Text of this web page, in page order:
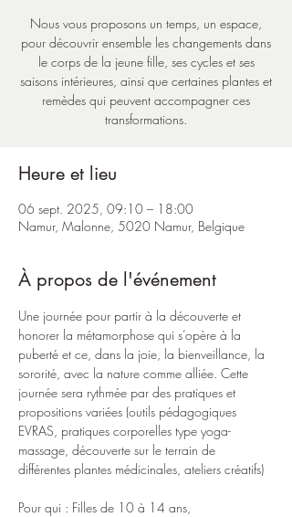
Nous vous proposons un temps, un espace,
pour découvrir ensemble les changements dans
le corps de la jeune fille, ses cycles et ses
saisons intérieures, ainsi que certaines plantes et
remèdes qui peuvent accompagner ces
transformations.
Heure et lieu
06 sept. 2025, 09:10 – 18:00
Namur, Malonne, 5020 Namur, Belgique
À propos de l'événement
Une journée pour partir à la découverte et
honorer la métamorphose qui s’opère à la
puberté et ce, dans la joie, la bienveillance, la
sororité, avec la nature comme alliée. Cette
journée sera rythmée par des pratiques et
propositions variées (outils pédagogiques
EVRAS, pratiques corporelles type yoga-
massage, découverte sur le terrain de
différentes plantes médicinales, ateliers créatifs)
Pour qui : Filles de 10 à 14 ans,